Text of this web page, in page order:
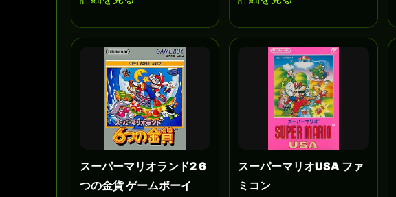
スーパーマリオランド2 6
つの金貨 ゲームボーイ
スーパーマリオUSA ファ
ミコン